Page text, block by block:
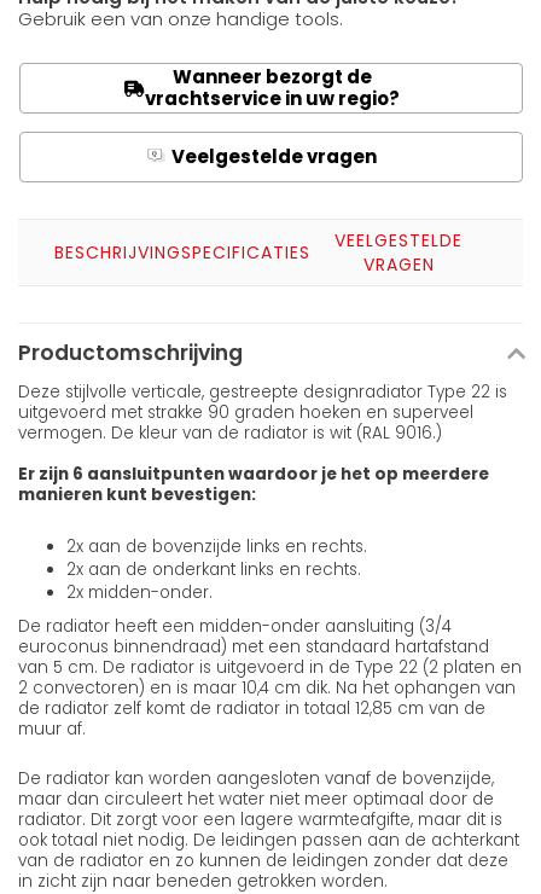
Gebruik een van onze handige tools.
Wanneer bezorgt de
vrachtservice in uw regio?
Q Veelgestelde vragen
BESCHRIJVINGSPECIFICATIES
VEELGESTELDE
VRAGEN
Productomschrijving
Deze stijlvolle verticale, gestreepte designradiator Type 22 is
uitgevoerd met strakke 90 graden hoeken en superveel
vermogen. De kleur van de radiator is wit (RAL 9016.)
Er zijn 6 aansluitpunten waardoor je het op meerdere
manieren kunt bevestigen:
2x aan de bovenzijde links en rechts.
2x aan de onderkant links en rechts.
2x midden-onder.
De radiator heeft een midden-onder aansluiting (3/4
euroconus binnendraad) met een standaard hartafstand
van 5 cm. De radiator is uitgevoerd in de Type 22 (2 platen en
2 convectoren) en is maar 10,4 cm dik. Na het ophangen van
de radiator zelf komt de radiator in totaal 12,85 cm van de
muur af.
De radiator kan worden aangesloten vanaf de bovenzijde,
maar dan circuleert het water niet meer optimaal door de
radiator. Dit zorgt voor een lagere warmteafgifte, maar dit is
ook totaal niet nodig. De leidingen passen aan de achterkant
van de radiator en zo kunnen de leidingen zonder dat deze
in zicht zijn naar beneden getrokken worden.